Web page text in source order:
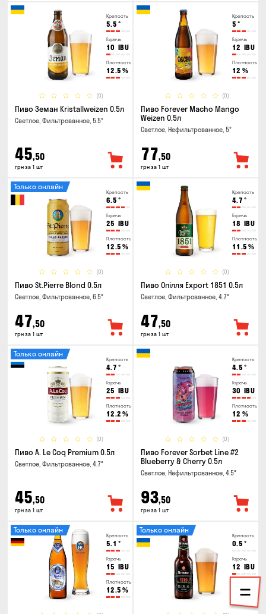
Крепость
5.5 °
Горечь
10 IBU
Плотность
12.5 %
(0)
Пиво Земан Kristallweizen 0.5л
Светлое, Фильтрованное, 5.5°
45,50
грн за 1 шт
Крепость
5 °
Горечь
12 IBU
Плотность
12 %
(0)
Пиво Forever Macho Mango
Weizen 0.5л
Светлое, Нефильтрованное, 5°
77,50
грн за 1 шт
Крепость
6.5 °
Горечь
25 IBU
Плотность
12.5 %
(0)
Только онлайн
Пиво St.Pierre Blond 0.5л
Светлое, Фильтрованное, 6.5°
47,50
грн за 1 шт
Крепость
4.7 °
Горечь
18 IBU
Плотность
11.5 %
(0)
Пиво Опілля Export 1851 0.5л
Светлое, Фильтрованное, 4.7°
47,50
грн за 1 шт
Крепость
4.7 °
Горечь
25 IBU
Плотность
12.2 %
(0)
Только онлайн
Пиво A. Le Coq Premium 0.5л
Светлое, Фильтрованное, 4.7°
45,50
грн за 1 шт
Крепость
4.5 °
Горечь
30 IBU
Плотность
12 %
(0)
Пиво Forever Sorbet Line #2
Blueberry & Cherry 0.5л
Светлое, Нефильтрованное, 4.5°
93,50
грн за 1 шт
Крепость
5.1 °
Горечь
15 IBU
Плотность
12.5 %
Только онлайн
Крепость
0.5 °
Горечь
12 IBU
%
Только онлайн